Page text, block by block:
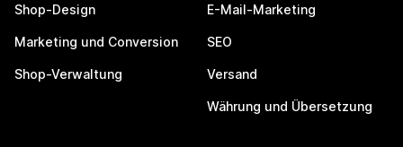
Shop-Design
Marketing und Conversion
Shop-Verwaltung
E-Mail-Marketing
SEO
Versand
Währung und Übersetzung